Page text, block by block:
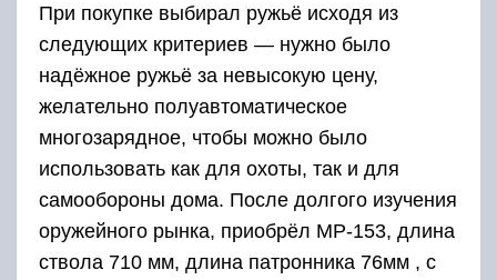
При покупке выбирал ружьё исходя из
следующих критериев — нужно было
надёжное ружьё за невысокую цену,
желательно полуавтоматическое
многозарядное, чтобы можно было
использовать как для охоты, так и для
самообороны дома. После долгого изучения
оружейного рынка, приобрёл МР-153, длина
ствола 710 мм, длина патронника 76мм , с